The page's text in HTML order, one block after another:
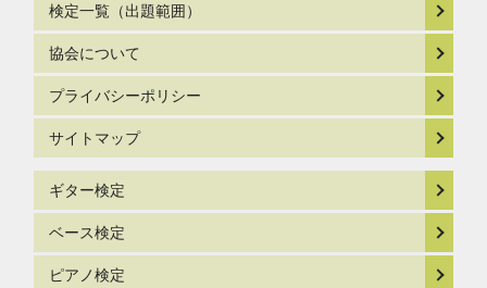
検定一覧（出題範囲）
協会について
プライバシーポリシー
サイトマップ
ギター検定
ベース検定
ピアノ検定